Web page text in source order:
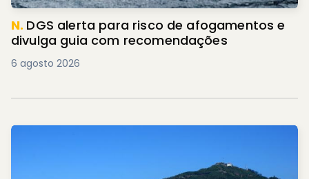
N. DGS alerta para risco de afogamentos e
divulga guia com recomendações
6 agosto 2026